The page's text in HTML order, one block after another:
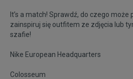
It’s a match! Sprawdź, do czego
zainspiruj się outfitem ze zdjęcia lub
szafie!
Nike European Headquarters
Colosseum